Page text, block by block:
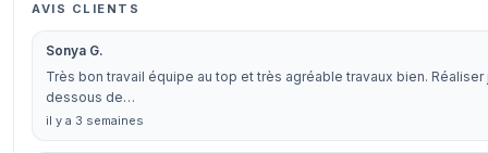
AVIS CLIENTS
Sonya G.
Très bon travail équipe au top et très agréable travaux bien.
dessous de…
il y a 3 semaines